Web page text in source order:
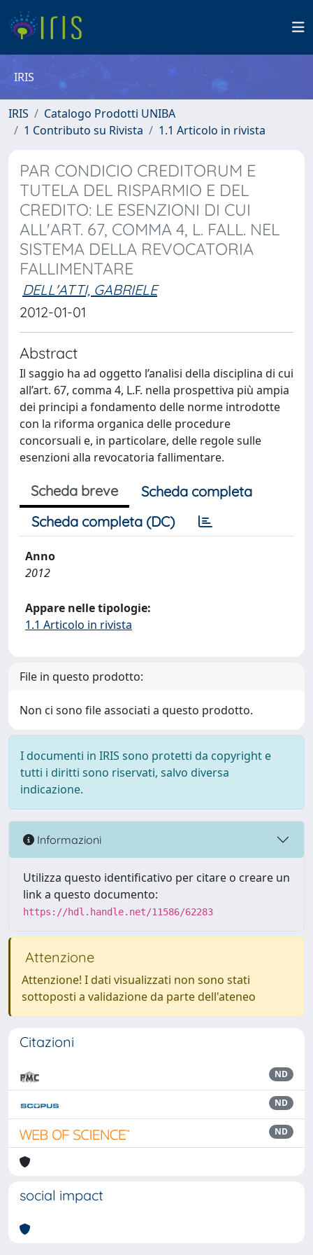
IRIS
IRIS
Catalogo Prodotti UNIBA
1 Contributo su Rivista
1.1 Articolo in rivista
PAR CONDICIO CREDITORUM E
TUTELA DEL RISPARMIO E DEL
CREDITO: LE ESENZIONI DI CUI
ALL'ART. 67, COMMA 4, L. FALL. NEL
SISTEMA DELLA REVOCATORIA
FALLIMENTARE
DELL'ATTI, GABRIELE
2012-01-01
Abstract
Il saggio ha ad oggetto l’analisi della disciplina di cui
all’art. 67, comma 4, L.F. nella prospettiva più ampia
dei principi a fondamento delle norme introdotte
con la riforma organica delle procedure
concorsuali e, in particolare, delle regole sulle
esenzioni alla revocatoria fallimentare.
Scheda breve
Scheda completa
Scheda completa (DC)
Anno
2012
Appare nelle tipologie:
1.1 Articolo in rivista
File in questo prodotto:
Non ci sono file associati a questo prodotto.
I documenti in IRIS sono protetti da copyright e
tutti i diritti sono riservati, salvo diversa
indicazione.
Informazioni
Utilizza questo identificativo per citare o creare un
link a questo documento:
https://hdl.handle.net/11586/62283
Attenzione
Attenzione! I dati visualizzati non sono stati
sottoposti a validazione da parte dell'ateneo
Citazioni
ND
ND
ND
social impact